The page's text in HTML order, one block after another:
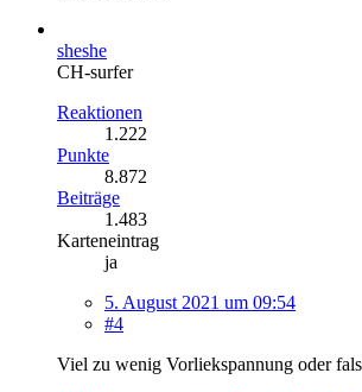
sheshe
CH-surfer
Reaktionen
1.222
Punkte
8.872
Beiträge
1.483
Karteneintrag
ja
5. August 2021 um 09:54
#4
Viel zu wenig Vorliekspannung oder